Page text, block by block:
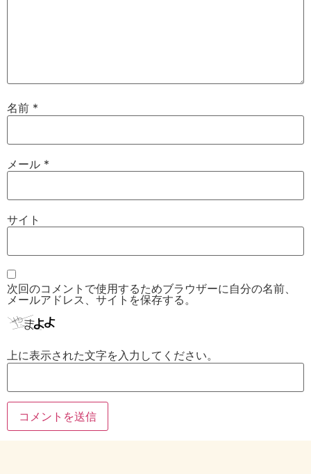
名前 *
メール *
サイト
次回のコメントで使用するためブラウザーに自分の名前、
メールアドレス、サイトを保存する。
上に表示された文字を入力してください。